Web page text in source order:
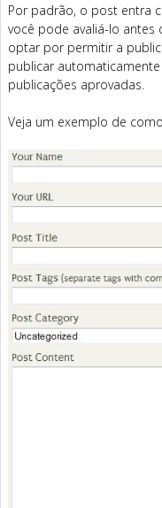
Por padrão, o post entra
você pode avaliá-lo
optar por permitir a
publicar
publicações aprovadas.
Veja um exemplo de